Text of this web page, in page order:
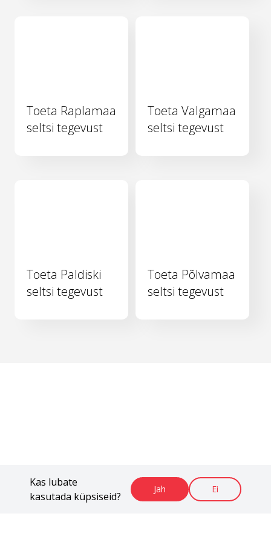
Kas lubate
kasutada küpsiseid?
Jah Ei
Toeta Raplamaa
seltsi tegevust
Toeta Valgamaa
seltsi tegevust
Toeta Paldiski
seltsi tegevust
Toeta Põlvamaa
seltsi tegevust